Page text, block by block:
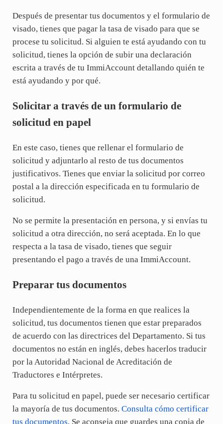
Después de presentar tus documentos y el formulario de
visado, tienes que pagar la tasa de visado para que se
procese tu solicitud. Si alguien te está ayudando con tu
solicitud, tienes la opción de subir una declaración
escrita a través de tu ImmiAccount detallando quién te
está ayudando y por qué.
Solicitar a través de un formulario de
solicitud en papel
En este caso, tienes que rellenar el formulario de
solicitud y adjuntarlo al resto de tus documentos
justificativos. Tienes que enviar la solicitud por correo
postal a la dirección especificada en tu formulario de
solicitud.
No se permite la presentación en persona, y si envías tu
solicitud a otra dirección, no será aceptada. En lo que
respecta a la tasa de visado, tienes que seguir
presentando el pago a través de una ImmiAccount.
Preparar tus documentos
Independientemente de la forma en que realices la
solicitud, tus documentos tienen que estar preparados
de acuerdo con las directrices del Departamento. Si tus
documentos no están en inglés, debes hacerlos traducir
por la Autoridad Nacional de Acreditación de
Traductores e Intérpretes.
Para tu solicitud en papel, puede ser necesario certificar
la mayoría de tus documentos. Consulta cómo certificar
tus documentos. Se aconseja que guardes una copia de